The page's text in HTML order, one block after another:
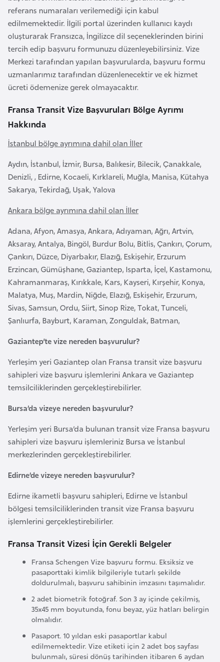
referans numaraları verilemediği için kabul
edilmemektedir. İlgili portal üzerinden kullanıcı kaydı
oluşturarak Fransızca, İngilizce dil seçeneklerinden birini
tercih edip başvuru formunuzu düzenleyebilirsiniz. Vize
Merkezi tarafından yapılan başvurularda, başvuru formu
uzmanlarımız tarafından düzenlenecektir ve ek hizmet
ücreti ödemenize gerek olmayacaktır.
Fransa Transit Vize Başvuruları Bölge Ayrımı
Hakkında
İstanbul bölge ayrımına dahil olan İller
Aydın, İstanbul, İzmir, Bursa, Balıkesir, Bilecik, Çanakkale,
Denizli, , Edirne, Kocaeli, Kırklareli, Muğla, Manisa, Kütahya
Sakarya, Tekirdağ, Uşak, Yalova
Ankara bölge ayrımına dahil olan İller
Adana, Afyon, Amasya, Ankara, Adıyaman, Ağrı, Artvin,
Aksaray, Antalya, Bingöl, Burdur Bolu, Bitlis, Çankırı, Çorum,
Çankırı, Düzce, Diyarbakır, Elazığ, Eskişehir, Erzurum
Erzincan, Gümüşhane, Gaziantep, Isparta, İçel, Kastamonu,
Kahramanmaraş, Kırıkkale, Kars, Kayseri, Kırşehir, Konya,
Malatya, Muş, Mardin, Niğde, Elazığ, Eskişehir, Erzurum,
Sivas, Samsun, Ordu, Siirt, Sinop Rize, Tokat, Tunceli,
Şanlıurfa, Bayburt, Karaman, Zonguldak, Batman,
Gaziantep’te vize nereden başvurulur?
Yerleşim yeri Gaziantep olan Fransa transit vize başvuru
sahipleri vize başvuru işlemlerini Ankara ve Gaziantep
temsilciliklerinden gerçekleştirebilirler.
Bursa’da vizeye nereden başvurulur?
Yerleşim yeri Bursa’da bulunan transit vize Fransa başvuru
sahipleri vize başvuru işlemleriniz Bursa ve İstanbul
merkezlerinden gerçekleştirebilirler.
Edirne’de vizeye nereden başvurulur?
Edirne ikametli başvuru sahipleri, Edirne ve İstanbul
bölgesi temsilciliklerinden transit vize Fransa başvuru
işlemlerini gerçekleştirebilirler.
Fransa Transit Vizesi İçin Gerekli Belgeler
Fransa Schengen Vize başvuru formu. Eksiksiz ve
pasaporttaki kimlik bilgileriyle tutarlı şekilde
doldurulmalı, başvuru sahibinin imzasını taşımalıdır.
2 adet biometrik fotoğraf. Son 3 ay içinde çekilmiş,
35x45 mm boyutunda, fonu beyaz, yüz hatları belirgin
olmalıdır.
Pasaport. 10 yıldan eski pasaportlar kabul
edilmemektedir. Vize etiketi için 2 adet boş sayfası
bulunmalı, süresi dönüş tarihinden itibaren 6 aydan
F
a
s
o
Ç
a
Ç
e
C
u
m
h
r
i
y
e
t
i
C
e
a
y
i
C
i
b
u
t
i
Ç
n